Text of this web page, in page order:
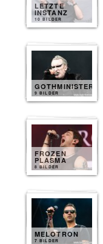
LETZTE
INSTANZ
10 BILDER
GOTHMINISTER
9 BILDER
FROZEN
PLASMA
8 BILDER
MELOTRON
7 BILDER